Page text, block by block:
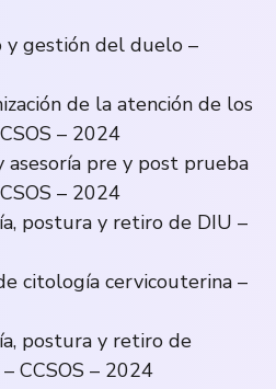
y gestión del duelo –
de la atención de los
– 2024
asesoría pre y post prueba
– 2024
postura y retiro de DIU –
citología cervicouterina –
postura y retiro de
CCSOS – 2024